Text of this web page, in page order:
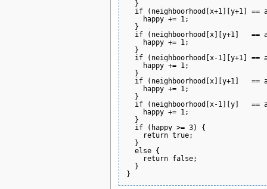
  }
if (neighboorhood[x+1][y+1] ==
    happy += 1;
  }
if (neighboorhood[x][y+1]   ==
    happy += 1;
  }
if (neighboorhood[x-1][y+1] ==
    happy += 1;
  }
if (neighboorhood[x][y+1]   ==
    happy += 1;
  }
if (neighboorhood[x-1][y]   ==
    happy += 1;
  }
  if (happy >= 3) {
    return true;
  }
  else {
    return false;
  }